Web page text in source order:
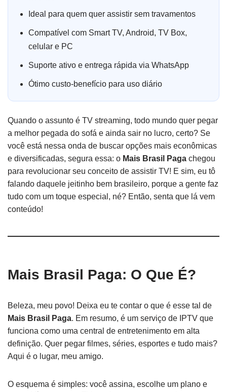
Ideal para quem quer assistir sem travamentos
Compatível com Smart TV, Android, TV Box,
celular e PC
Suporte ativo e entrega rápida via WhatsApp
Ótimo custo-benefício para uso diário
Quando o assunto é TV streaming, todo mundo quer pegar
a melhor pegada do sofá e ainda sair no lucro, certo? Se
você está nessa onda de buscar opções mais econômicas
e diversificadas, segura essa: o Mais Brasil Paga chegou
para revolucionar seu conceito de assistir TV! E sim, eu tô
falando daquele jeitinho bem brasileiro, porque a gente faz
tudo com um toque especial, né? Então, senta que lá vem
conteúdo!
Mais Brasil Paga: O Que É?
Beleza, meu povo! Deixa eu te contar o que é esse tal de
Mais Brasil Paga. Em resumo, é um serviço de IPTV que
funciona como uma central de entretenimento em alta
definição. Quer pegar filmes, séries, esportes e tudo mais?
Aqui é o lugar, meu amigo.
O esquema é simples: você assina, escolhe um plano e